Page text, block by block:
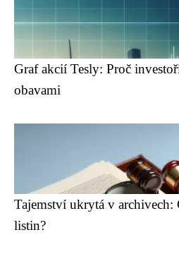
Graf akcií Tesly: Proč
obavami
Tajemství ukrytá v archivech:
listin?